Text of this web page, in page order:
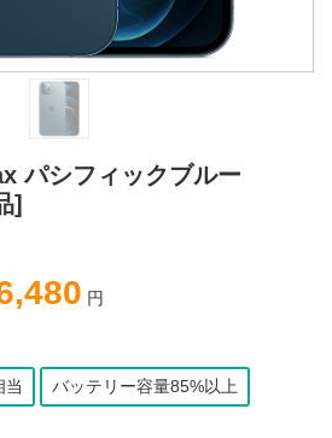
パシフィックブルー
]
円
当 バッテリー容量85%以上